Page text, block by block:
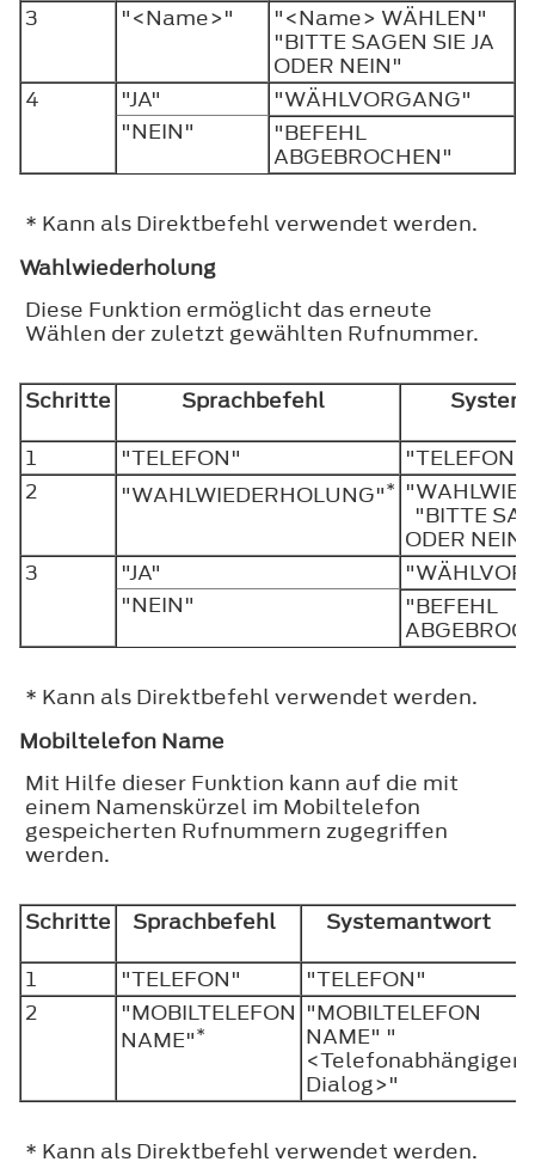
3 "<Name>"
"<Name> WÄHLEN"
"BITTE SAGEN SIE JA
ODER NEIN"
4
"JA"
"WÄHLVORGANG"
"NEIN"
"BEFEHL
ABGEBROCHEN"
* Kann als Direktbefehl verwendet werden.
Wahlwiederholung
Diese Funktion ermöglicht das erneute
Wählen der zuletzt gewählten Rufnummer.
Schritte Sprachbefehl
1
"TELEFON"
"TELEFON"
2
"WAHLWIEDERHOLUNG"*
"BITTE
ODER
3
"JA"
"NEIN"
"BEFEHL
* Kann als Direktbefehl verwendet werden.
Mobiltelefon Name
Mit Hilfe dieser Funktion kann auf die mit
einem Namenskürzel im Mobiltelefon
gespeicherten Rufnummern zugegriffen
werden.
Schritte Sprachbefehl
Systemantwort
1
"TELEFON"
"TELEFON"
2
"MOBILTELEFON
NAME"*
"MOBILTELEFON
NAME" "
<Telefonabhängiger
Dialog>"
* Kann als Direktbefehl verwendet werden.